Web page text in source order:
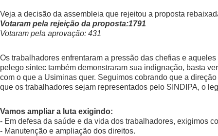
Veja a decisão da assembleia que rejeitou a proposta
Votaram pela rejeição da proposta:1791
Votaram pela aprovação: 431
Os trabalhadores enfrentaram a pressão das chefias e
pelego sintec também demonstraram sua indignação, basta
com o que a Usiminas quer. Seguimos cobrando que a
que os trabalhadores sejam representados pelo SINDIPA, o
Vamos ampliar a luta exigindo:
- Em defesa da saúde e da vida dos trabalhadores, exigimos
- Manutenção e ampliação dos direitos.